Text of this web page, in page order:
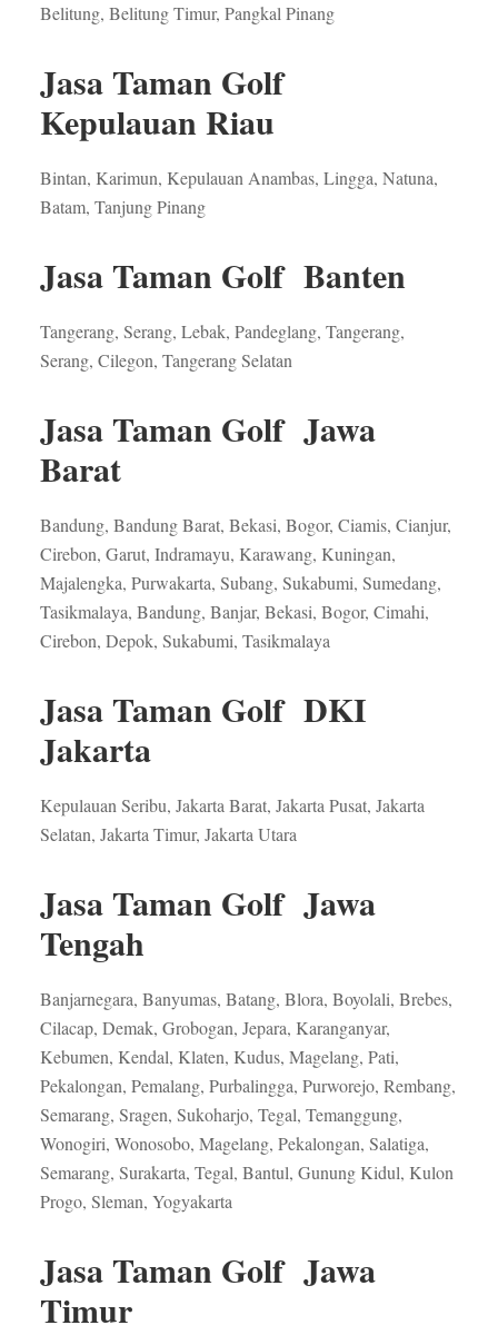
Belitung, Belitung Timur, Pangkal Pinang
Jasa Taman Golf
Kepulauan Riau
Bintan, Karimun, Kepulauan Anambas, Lingga, Natuna,
Batam, Tanjung Pinang
Jasa Taman Golf Banten
Tangerang, Serang, Lebak, Pandeglang, Tangerang,
Serang, Cilegon, Tangerang Selatan
Jasa Taman Golf Jawa
Barat
Bandung, Bandung Barat, Bekasi, Bogor, Ciamis, Cianjur,
Cirebon, Garut, Indramayu, Karawang, Kuningan,
Majalengka, Purwakarta, Subang, Sukabumi, Sumedang,
Tasikmalaya, Bandung, Banjar, Bekasi, Bogor, Cimahi,
Cirebon, Depok, Sukabumi, Tasikmalaya
Jasa Taman Golf DKI
Jakarta
Kepulauan Seribu, Jakarta Barat, Jakarta Pusat, Jakarta
Selatan, Jakarta Timur, Jakarta Utara
Jasa Taman Golf Jawa
Tengah
Banjarnegara, Banyumas, Batang, Blora, Boyolali, Brebes,
Cilacap, Demak, Grobogan, Jepara, Karanganyar,
Kebumen, Kendal, Klaten, Kudus, Magelang, Pati,
Pekalongan, Pemalang, Purbalingga, Purworejo, Rembang,
Semarang, Sragen, Sukoharjo, Tegal, Temanggung,
Wonogiri, Wonosobo, Magelang, Pekalongan, Salatiga,
Semarang, Surakarta, Tegal, Bantul, Gunung Kidul, Kulon
Progo, Sleman, Yogyakarta
Jasa Taman Golf Jawa
Timur